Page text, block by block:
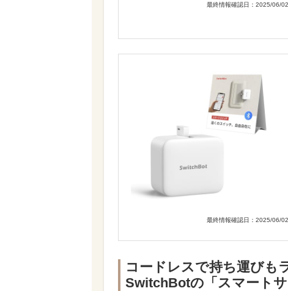
最終情報確認日：2025/06/02
最終情報確認日：2025/06/02
コードレスで持ち運びも
SwitchBotの「スマート